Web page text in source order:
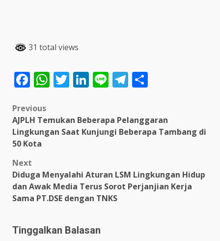
31 total views
Facebook
WhatsApp
Twitter
LinkedIn
LineTelegram
Post
navigation
Previous
AJPLH Temukan Beberapa Pelanggaran
Lingkungan Saat Kunjungi Beberapa Tambang di
50 Kota
Next
Diduga Menyalahi Aturan LSM Lingkungan Hidup
dan Awak Media Terus Sorot Perjanjian Kerja
Sama PT.DSE dengan TNKS
Tinggalkan Balasan